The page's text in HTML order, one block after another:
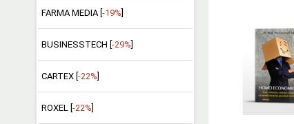
FARMA MEDIA [ -19%
BUSINESSTECH [ -29%
CARTEX [ -22%
ROXEL [ -22%